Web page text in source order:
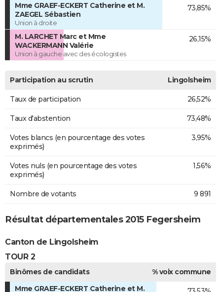
Mme GRAEF-ECKERT Catherine et M.
ZAEGEL Sébastien
Union à droite
73,85%
M. LARCHET Marc et Mme
WACKERMANN Valérie
Union à gauche avec des écologistes
26,15%
Participation au scrutin Lingolsheim
Taux de participation 26,52%
Taux d'abstention 73,48%
Votes blancs (en pourcentage des votes
exprimés)
3,95%
Votes nuls (en pourcentage des votes
exprimés)
1,56%
Nombre de votants 9 891
Résultat départementales 2015 Fegersheim
Canton de Lingolsheim
TOUR 2
Binômes de candidats
% voix commune
Mme GRAEF-ECKERT Catherine et M.